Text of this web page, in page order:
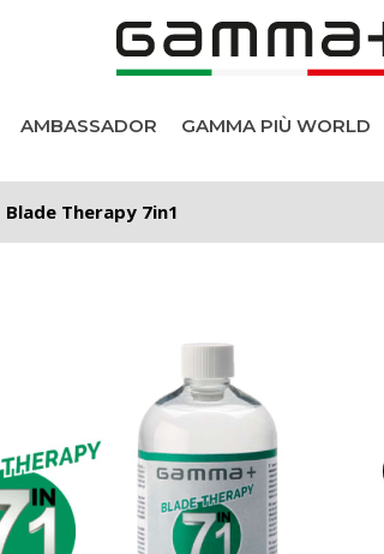
AMBASSADOR GAMMA PIÙ WORLD
Blade Therapy 7in1